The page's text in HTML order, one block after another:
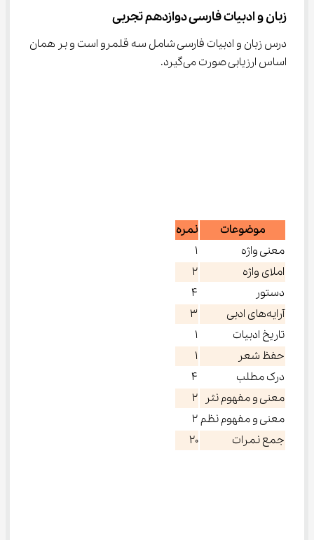
زبان و ادبیات فارسی دوازدهم تجربی
درس زبان و ادبیات فارسی شامل سه قلمرو است و بر همان
اساس ارزیابی صورت می‌گیرد.
موضوعات
نمره
معنی واژه
۱
املای واژه
۲
دستور
۴
آرایه‌های ادبی
۳
تاریخ ادبیات
۱
حفظ شعر
۱
درک مطلب
۴
معنی و مفهوم نثر
۲
معنی و مفهوم نظم۲
جمع نمرات
۲۰